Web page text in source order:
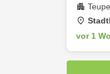
vor 1